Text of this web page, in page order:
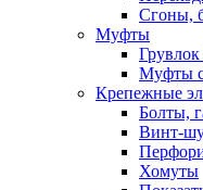
Сгоны,
Муфты
Муфты
Крепежные
Болты,
Винт-
Хомуты